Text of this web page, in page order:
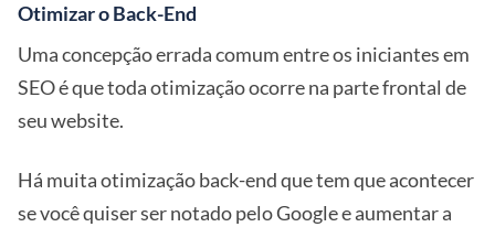
Otimizar o Back-End
Uma concepção errada comum entre os iniciantes em
SEO é que toda otimização ocorre na parte frontal de
seu website.
Há muita otimização back-end que tem que acontecer
se você quiser ser notado pelo Google e aumentar a